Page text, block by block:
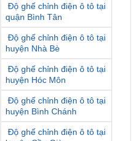
Độ ghế chỉnh điện ô tô tại
huyện Nhà Bè
Độ ghế chỉnh điện ô tô tại
huyện Hóc Môn
Độ ghế chỉnh điện ô tô tại
huyện Bình Chánh
Độ ghế chỉnh điện ô tô tại
huyện Cần Giờ